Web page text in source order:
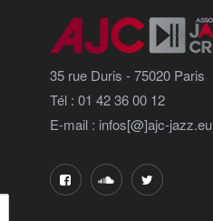
35 rue Duris - 75020 Paris
Tél : 01 42 36 00 12
E-mail : infos[@]ajc-jazz.eu